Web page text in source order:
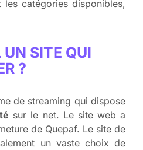
les catégories disponibles,
SITE QUI
?
de streaming qui dispose
sur le net. Le site web a
de Quepaf. Le site de
un vaste choix de